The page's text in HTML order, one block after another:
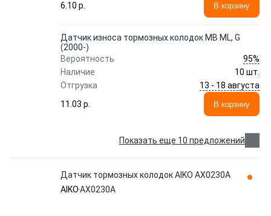
6.10 p.
В корзину
Датчик износа тормозных колодок MB ML, G
(2000-)
Вероятность
95%
Наличие
10 шт.
Отгрузка
13 - 18 августа
11.03 p.
В корзину
Показать еще 10 предложений
Датчик тормозных колодок AIKO AX0230A
AIKOAX0230A